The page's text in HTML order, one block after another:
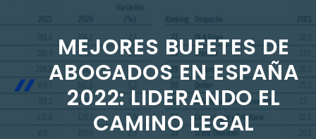
MEJORES BUFETES DE
ABOGADOS EN ESPAÑA
2022: LIDERANDO EL
CAMINO LEGAL